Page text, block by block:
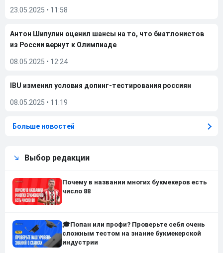
23.05.2025 • 11:58
Антон Шипулин оценил шансы на то, что биатлонистов
из России вернут к Олимпиаде
08.05.2025 • 12:24
IBU изменил условия допинг-тестирования россиян
08.05.2025 • 11:19
Больше новостей
Выбор редакции
Почему в названии многих букмекеров есть
число 88
🎓Попан или профи? Проверьте себя очень
сложным тестом на знание букмекерской
индустрии